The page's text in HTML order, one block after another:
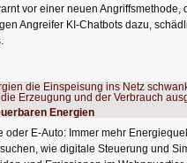
vor einer neuen
Angreifer KI-Chatbots dazu,
Energien
oder E-Auto: Immer mehr
wie digitale Steuerung und